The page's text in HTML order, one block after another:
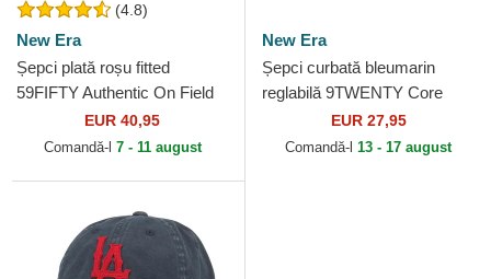
(4.8)
New Era
Șepci plată roșu fitted
59FIFTY Authentic On Field
de Los Angeles Angels MLB
de New Era
EUR 40,95
Comandă-l 7 - 11 august
New Era
Șepci curbată bleumarin
reglabilă 9TWENTY Core
Classic de Los Angeles
Angels MLB de New Era
EUR 27,95
Comandă-l 13 - 17 august